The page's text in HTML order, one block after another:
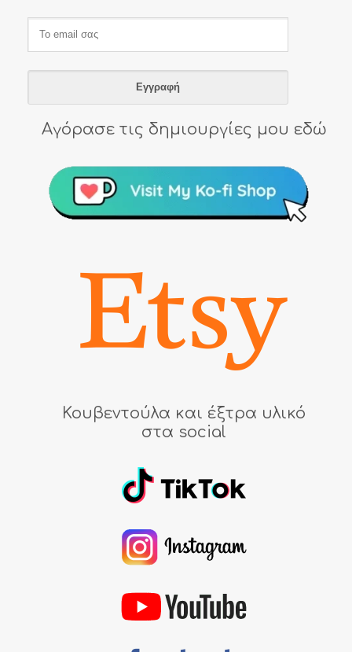
Αγόρασε τις δημιουργίες μου εδώ
Κουβεντούλα και έξτρα υλικό
στα social